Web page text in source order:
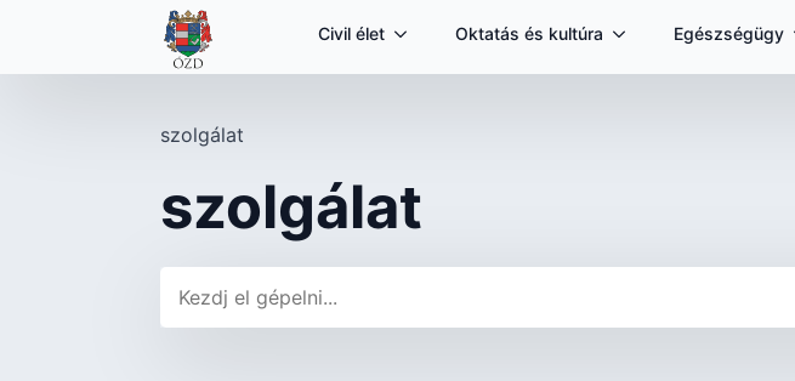
Civil élet Oktatás és kultúra Egészségügy
szolgálat
szolgálat